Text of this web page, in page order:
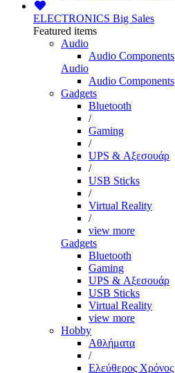
ELECTRONICS Big Sales
Featured items
Audio
Audio Components
Audio
Audio Components
Gadgets
Bluetooth
/
Gaming
/
UPS & Αξεσουάρ
/
USB Sticks
/
Virtual Reality
/
view more
Gadgets
Bluetooth
Gaming
UPS & Αξεσουάρ
USB Sticks
Virtual Reality
view more
Hobby
Αθλήματα
/
Ελεύθερος Χρόνος